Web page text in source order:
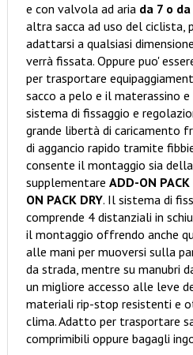
e con valvola ad aria da 7 o
altra sacca ad uso del ciclista,
adattarsi a qualsiasi
verrà fissata. Oppure puo'
per trasportare
sacco a pelo e il materassino
sistema di fissaggio e
grande libertà di caricamento
di aggancio rapido tramite
consente il montaggio sia
supplementare ADD-ON PACK
ON PACK DRY. Il sistema di
comprende 4 distanziali in
il montaggio offrendo anche
alle mani per muoversi sulla
da strada, mentre su manubri
un migliore accesso alle leve
materiali rip-stop resistenti e
clima. Adatto per trasportare
comprimibili oppure bagagli